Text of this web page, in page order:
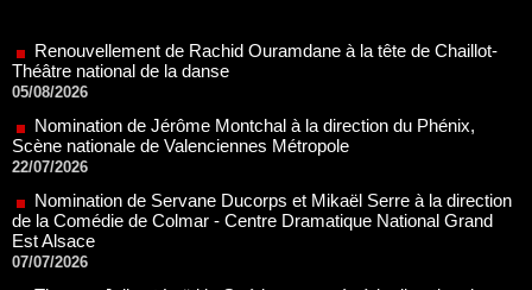
Nomination de Jérôme Montchal à la direction du Phénix,
Scène nationale de Valenciennes Métropole
Nomination de Servane Ducorps et Mikaël Serre à la direction
de la Comédie de Colmar - Centre Dramatique National Grand
Est Alsace
07/07/2026
Thomas Jolly et Laëtitia Guédon nommés à la direction du
TNP